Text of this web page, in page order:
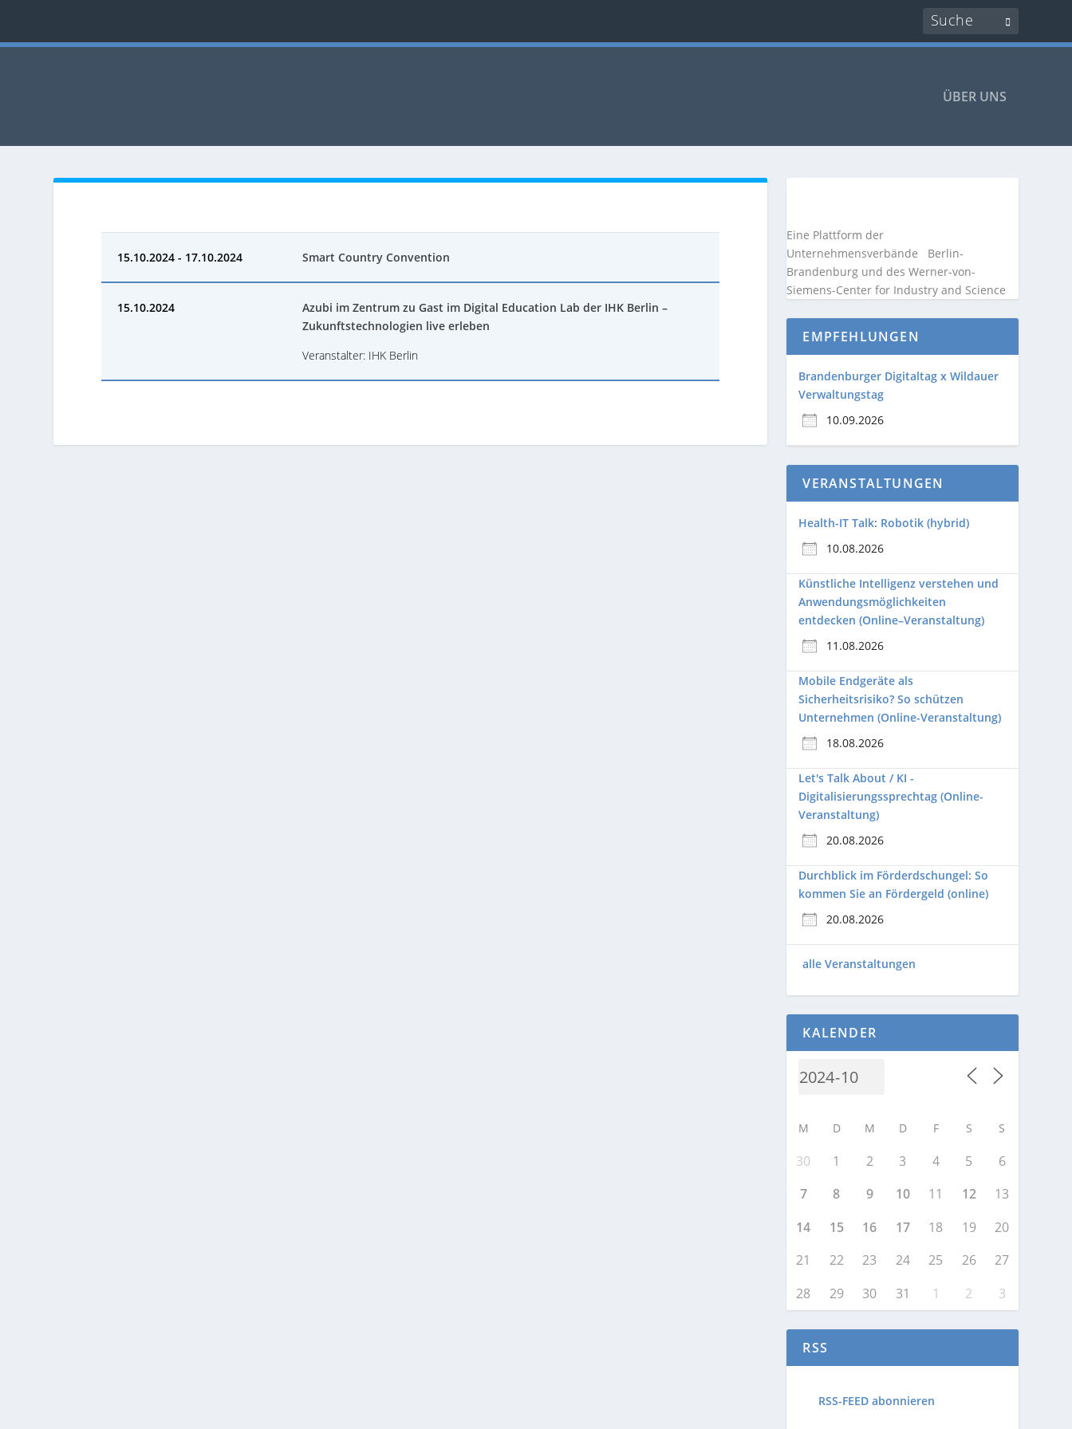
ÜBER UNS
15.10.2024 - 17.10.2024 Smart Country Convention
15.10.2024
Azubi im Zentrum zu Gast im Digital Education Lab der IHK Berlin –
Zukunftstechnologien live erleben
Veranstalter: IHK Berlin
Eine Plattform der
Unternehmensverbände Berlin-
Brandenburg und des Werner-von-
Siemens-Center for Industry and Science
EMPFEHLUNGEN
Brandenburger Digitaltag x Wildauer
Verwaltungstag
10.09.2026
VERANSTALTUNGEN
Health-IT Talk: Robotik (hybrid)
10.08.2026
Künstliche Intelligenz verstehen und
Anwendungsmöglichkeiten
entdecken (Online–Veranstaltung)
11.08.2026
Mobile Endgeräte als
Sicherheitsrisiko? So schützen
Unternehmen (Online-Veranstaltung)
18.08.2026
Let's Talk About / KI -
Digitalisierungssprechtag (Online-
Veranstaltung)
20.08.2026
Durchblick im Förderdschungel: So
kommen Sie an Fördergeld (online)
20.08.2026
alle Veranstaltungen
KALENDER
M D M D F S S
30 1 2 3 4 5
6
7
8 9 10 11 12
13
14
15 16 17 18 19
20
21
22 23 24 25 26
27
28
29 30 31 1 2 3
RSS
RSS-FEED abonnieren